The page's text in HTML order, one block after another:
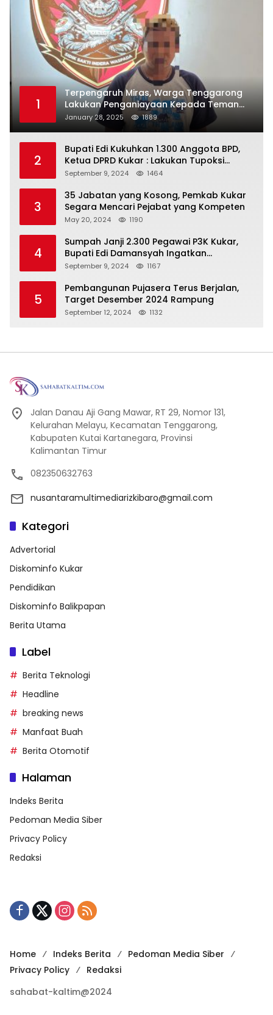
1
Terpengaruh Miras, Warga Tenggarong
Lakukan Penganiayaan Kepada Teman
Sendiri
January 28, 2025 1889
2
Bupati Edi Kukuhkan 1.300 Anggota BPD,
Ketua DPRD Kukar : Lakukan Tupoksi
Dengan Baik Untuk Wujudkan
September 9, 2024 1464
3
35 Jabatan yang Kosong, Pemkab Kukar
Segara Mencari Pejabat yang Kompeten
May 20, 2024 1190
4
Sumpah Janji 2.300 Pegawai P3K Kukar,
Bupati Edi Damansyah Ingatkan
Tanggung Jawab Baru
September 9, 2024 1167
5
Pembangunan Pujasera Terus Berjalan,
Target Desember 2024 Rampung
September 12, 2024 1132
Jalan Danau Aji Gang Mawar, RT 29, Nomor 131,
Kelurahan Melayu, Kecamatan Tenggarong,
Kabupaten Kutai Kartanegara, Provinsi
Kalimantan Timur
082350632763
nusantaramultimediarizkibaro@gmail.com
Kategori
Advertorial
Diskominfo Kukar
Pendidikan
Diskominfo Balikpapan
Berita Utama
Label
Berita Teknologi
Headline
breaking news
Manfaat Buah
Berita Otomotif
Halaman
Indeks Berita
Pedoman Media Siber
Privacy Policy
Redaksi
Home Indeks Berita
Pedoman Media Siber
Privacy Policy
Redaksi
sahabat-kaltim@2024